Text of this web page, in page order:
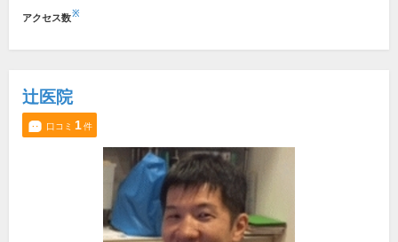
アクセス数※
辻医院
口コミ 1件